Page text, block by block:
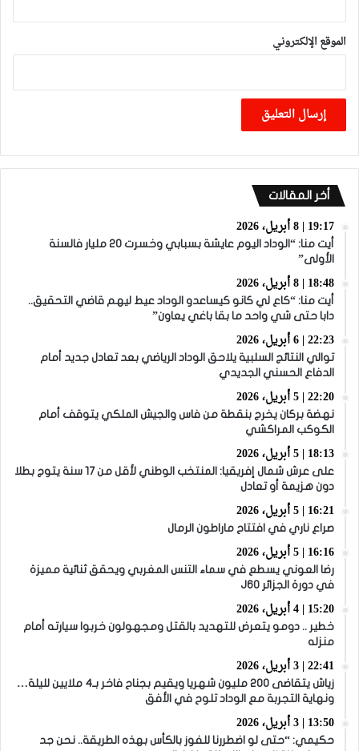
الموقع الإلكتروني
أخر المقالات
19:17 | 8 أبريل، 2026
أيت منا: “الوداد اليوم عايشة بسبابي وخسرت 20 مليار فالسنة
الأولى”
18:48 | 8 أبريل، 2026
أيت منا: “كاع لي كانو كيساعدو الوداد عيط ليهم قاضي التحقيق..
دابا حتى شي واحد ما بقا باغي يعاون”
22:23 | 6 أبريل، 2026
توالي النتائج السلبية يلاحق الوداد الرياضي بعد تعادل جديد أمام
الدفاع الحسني الجديدي
22:20 | 5 أبريل، 2026
نهضة بركان يخرج بنقطة من فاس والجيش الملكي يتوقف أمام
الكوكب المراكشي
18:13 | 5 أبريل، 2026
على عرش شمال إفريقيا: المنتخب الوطني لأقل من 17 سنة يتوج بطلا
دون هزيمة أو تعادل
16:21 | 5 أبريل، 2026
صراع ناري في افتتاح ماراطون الرمال
16:16 | 5 أبريل، 2026
رضا العوني يسطع في سماء التنس المغربي ويحقق ثنائية مميزة
في دورة الجزائر J60
15:20 | 4 أبريل، 2026
خطير .. دومو يتعرض للتهديد بالقتل ومجهولون خربوا سيارته أمام
منزله
22:41 | 3 أبريل، 2026
زياش يتقاضى 200 مليون شهريا ويقيم بجناح فاخر بـ4 ملايين لليلة…
ونهاية التجربة مع الوداد تلوح في الأفق
13:50 | 3 أبريل، 2026
حكيمي: “حتى لو اضطررنا للفوز بالكأس بهذه الطريقة.. نحن جد